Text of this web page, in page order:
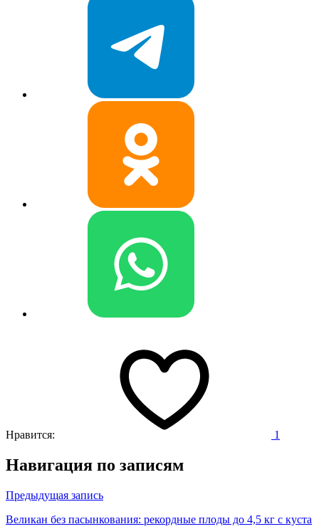
Нравится: 1
Навигация по записям
Предыдущая запись
Великан без пасынкования: рекордные плоды до 4,5 кг с куста